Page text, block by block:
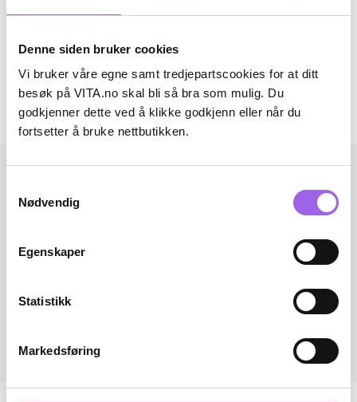
Denne siden bruker cookies
Vi bruker våre egne samt tredjepartscookies for at ditt
besøk på VITA.no skal bli så bra som mulig. Du
godkjenner dette ved å klikke godkjenn eller når du
fortsetter å bruke nettbutikken.
Nødvendig
Egenskaper
Statistikk
Markedsføring
Ingredienser
Artikkelnummer: 31392
Omtaler
Andre har også kjøpt..